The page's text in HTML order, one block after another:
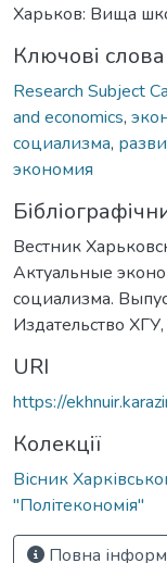
Харьков: Вища
Ключові слова
Research Subject
and economics,
социализма,
экономия
Вестник
Актуальные
социализма.
Издательство
URI
https://
Колекції
Вісник
"Політекономія"
Повна